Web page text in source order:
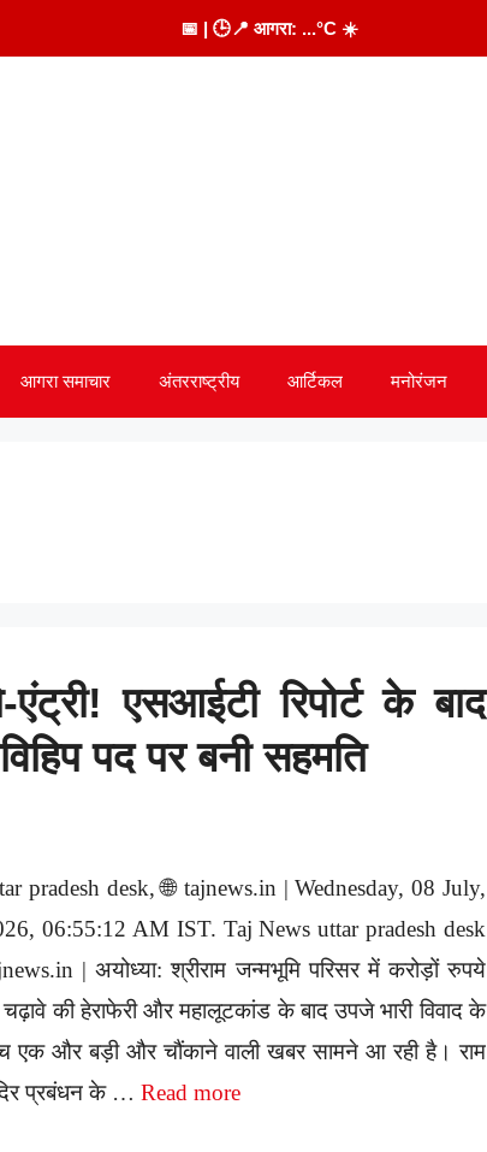
📅 | 🕒📍 आगरा: ...°C ☀️
आगरा समाचार अंतरराष्ट्रीय आर्टिकल मनोरंजन
एसआईटी रिपोर्ट के बाद
पद पर बनी सहमति
pradesh desk, 🌐 tajnews.in | Wednesday, 08 July,
06:55:12 AM IST. Taj News uttar pradesh desk
| अयोध्या: श्रीराम जन्मभूमि परिसर में करोड़ों रुपये
की हेराफेरी और महालूटकांड के बाद उपजे भारी विवाद के
एक और बड़ी और चौंकाने वाली खबर सामने आ रही है। राम
प्रबंधन के … Read more